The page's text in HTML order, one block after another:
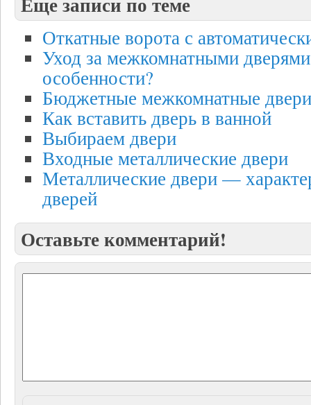
Откатные ворота с
Уход за межкомнатными
особенности?
Бюджетные межкомнатные двери
Как вставить дверь в ванной
Выбираем двери
Входные металлические двери
Металлические двери —
дверей
Оставьте комментарий!